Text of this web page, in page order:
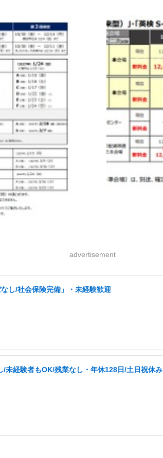
advertisement
し/社会保険完備」・未経験歓迎
/未経験者もOK/残業なし・年休128日/土日祝休み